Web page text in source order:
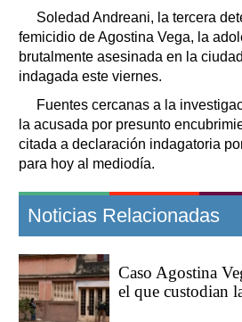
Soledad Andreani, la tercera
femicidio de Agostina Vega, la
brutalmente asesinada en la
indagada este viernes.
Fuentes cercanas a la
la acusada por presunto
citada a declaración indagatoria
para hoy al mediodía.
Noticias Relacionadas
Caso Agostina
el que custodian